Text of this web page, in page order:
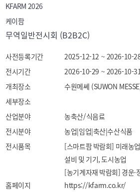
KFARM 2026
케이팜
무역일반전시회 (B2B2C)
사전등록기간
2025-12-12 ~ 2026-10-
전시기간
2026-10-29 ~ 2026-10-31
개최장소
수원메쎄 (SUWON
세부장소
산업분야
농축산/식음료
전시분야
농업|임업|축산|수산식품
전시품목
[스마트팜 박람회] 미래농
설비 및 기기, 도시농업
[농기계자재 박람회] 경운·
정식·파종기계, 첨단농업기
홈페이지
https://kfarm.co.kr/